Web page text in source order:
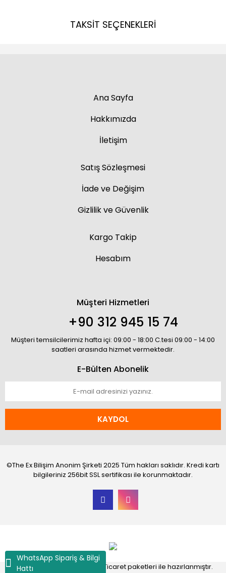
WhatsApp Sipariş & Bilgi
Hattı
TAKSİT SEÇENEKLERİ
Ana Sayfa
Hakkımızda
İletişim
Satış Sözleşmesi
İade ve Değişim
Gizlilik ve Güvenlik
Kargo Takip
Hesabım
Müşteri Hizmetleri
+90 312 945 15 74
Müşteri temsilcilerimiz hafta içi: 09:00 - 18:00 C.tesi 09:00 - 14:00
saatleri arasında hizmet vermektedir.
E-Bülten Abonelik
KAYDOL
©The Ex Bilişim Anonim Şirketi 2025 Tüm hakları saklıdır. Kredi kartı
bilgileriniz 256bit SSL sertifikası ile korunmaktadır.
IdeaSoft
Akıllı E-Ticaret paketleri ile hazırlanmıştır.